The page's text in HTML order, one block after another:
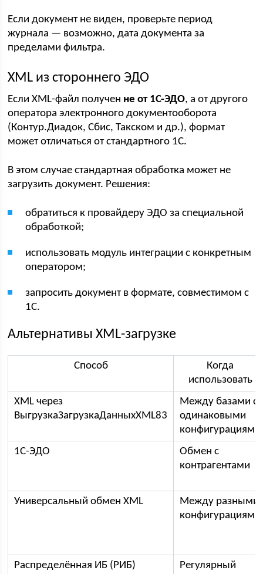
Если документ не виден, проверьте период
журнала — возможно, дата документа за
пределами фильтра.
XML из стороннего ЭДО
Если XML-файл получен не от 1С-ЭДО, а от другого
оператора электронного документооборота
(Контур.Диадок, Сбис, Такском и др.), формат
может отличаться от стандартного 1С.
В этом случае стандартная обработка может не
загрузить документ. Решения:
обратиться к провайдеру ЭДО за специальной
обработкой;
использовать модуль интеграции с конкретным
оператором;
запросить документ в формате, совместимом с
1С.
Альтернативы XML-загрузке
Способ
Когда
использовать
XML через
ВыгрузкаЗагрузкаДанныхXML83
Между базами с
одинаковыми
конфигурациями
1С-ЭДО
Обмен с
контрагентами
Универсальный обмен XML
Между разными
конфигурациями
Распределённая ИБ (РИБ) Регулярный